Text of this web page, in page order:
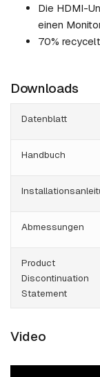
Die HDMI-
einen
70%
Downloads
Datenblatt
Handbuch
Abmessungen
Product
Discontinuation
Statement
Video